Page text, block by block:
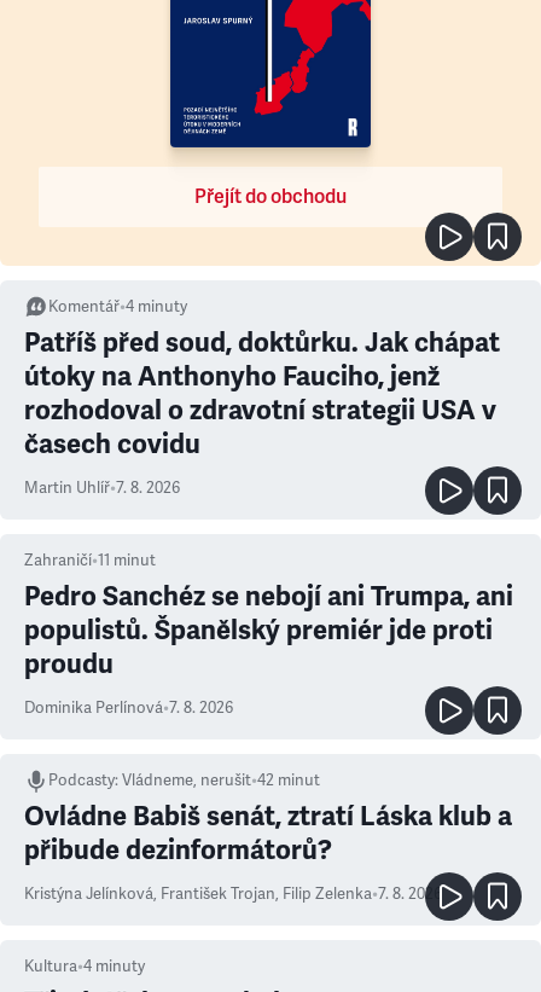
Přejít do obchodu
Komentář•4 minuty
Patříš před soud, doktůrku. Jak chápat
útoky na Anthonyho Fauciho, jenž
rozhodoval o zdravotní strategii USA v
časech covidu
Martin Uhlíř•7. 8. 2026
Zahraničí•11 minut
Pedro Sanchéz se nebojí ani Trumpa, ani
populistů. Španělský premiér jde proti
proudu
Dominika Perlínová•7. 8. 2026
Podcasty:Vládneme, nerušit•42 minut
Ovládne Babiš senát, ztratí Láska klub a
přibude dezinformátorů?
Kristýna Jelínková, František Trojan, Filip Zelenka•7. 8. 2026
Kultura•4 minuty